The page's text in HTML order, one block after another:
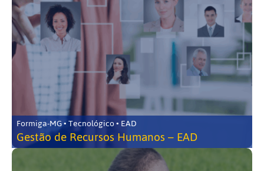
Formiga-MG • Tecnológico • EAD
Gestão de Recursos Humanos – EAD